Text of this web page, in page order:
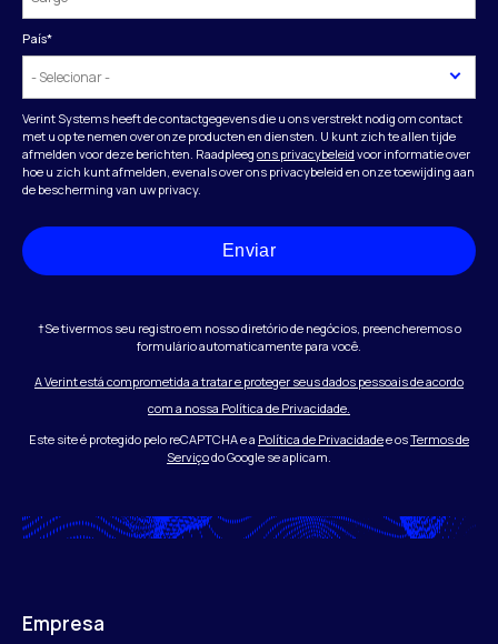
País*
Verint Systems heeft de contactgegevens die u ons verstrekt nodig om contact
met u op te nemen over onze producten en diensten. U kunt zich te allen tijde
afmelden voor deze berichten. Raadpleeg ons privacybeleid voor informatie over
hoe u zich kunt afmelden, evenals over ons privacybeleid en onze toewijding aan
de bescherming van uw privacy.
Enviar
†Se tivermos seu registro em nosso diretório de negócios, preencheremos o
formulário automaticamente para você.
A Verint está comprometida a tratar e proteger seus dados pessoais de acordo
com a nossa Política de Privacidade.
Este site é protegido pelo reCAPTCHA e a Política de Privacidadee osTermos de
Serviçodo Google se aplicam.
Empresa